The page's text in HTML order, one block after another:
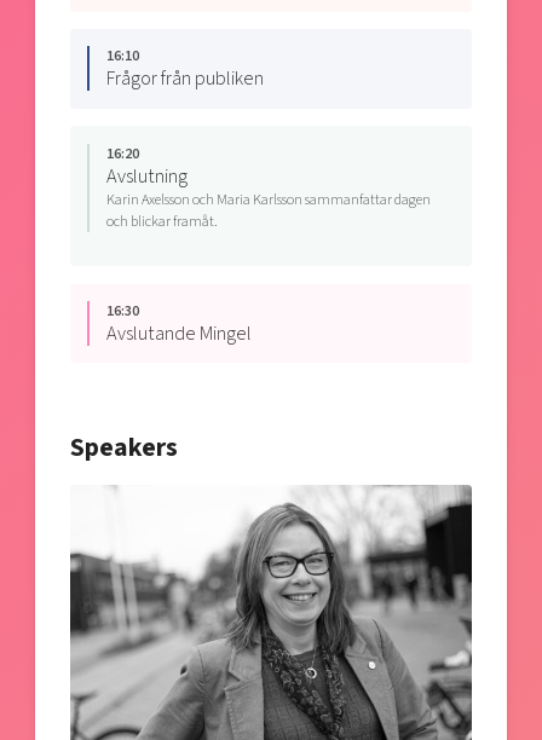
16:10
Frågor från publiken
16:20
Avslutning
Karin Axelsson och Maria Karlsson sammanfattar dagen
och blickar framåt.
16:30
Avslutande Mingel
Speakers